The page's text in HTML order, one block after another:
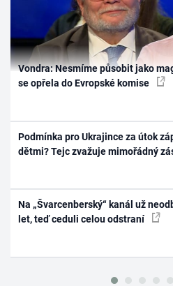
Vondra: Nesmíme působit jako
se opřela do Evropské komise
Podmínka pro Ukrajince za útok
dětmi? Tejc zvažuje mimořádný
Na „Švarcenberský“ kanál už
let, teď ceduli celou odstraní